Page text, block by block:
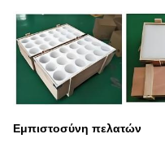
Εμπιστοσύνη πελατών